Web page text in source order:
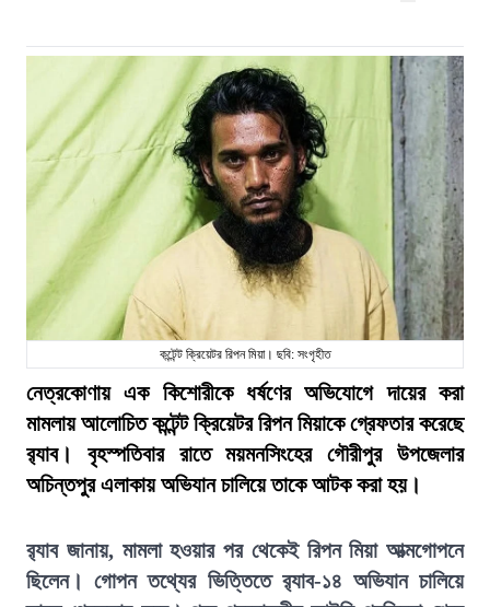
কন্টেন্ট ক্রিয়েটর রিপন মিয়া। ছবি: সংগৃহীত
নেত্রকোণায় এক কিশোরীকে ধর্ষণের অভিযোগে দায়ের করা
মামলায় আলোচিত কন্টেন্ট ক্রিয়েটর রিপন মিয়াকে গ্রেফতার করেছে
র‍্যাব। বৃহস্পতিবার রাতে ময়মনসিংহের গৌরীপুর উপজেলার
অচিন্তপুর এলাকায় অভিযান চালিয়ে তাকে আটক করা হয়।
র‍্যাব জানায়, মামলা হওয়ার পর থেকেই রিপন মিয়া আত্মগোপনে
ছিলেন। গোপন তথ্যের ভিত্তিতে র‍্যাব-১৪ অভিযান চালিয়ে